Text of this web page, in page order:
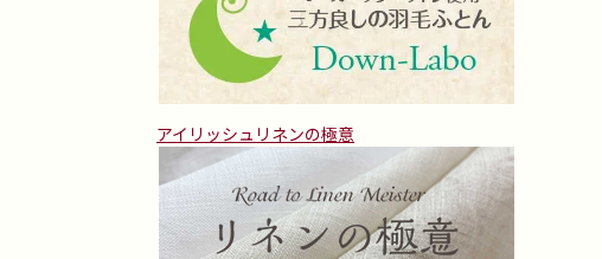
アイリッシュリネンの極意